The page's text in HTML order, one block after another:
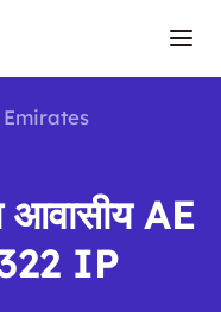
आवासीय AE
IP